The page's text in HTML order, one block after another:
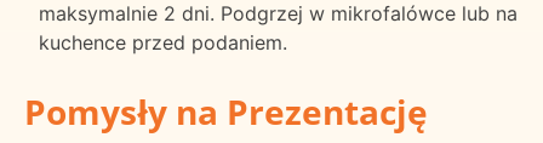
maksymalnie 2 dni. Podgrzej w mikrofalówce lub na
kuchence przed podaniem.
Pomysły na Prezentację